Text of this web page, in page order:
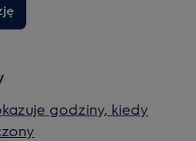
godziny, kiedy